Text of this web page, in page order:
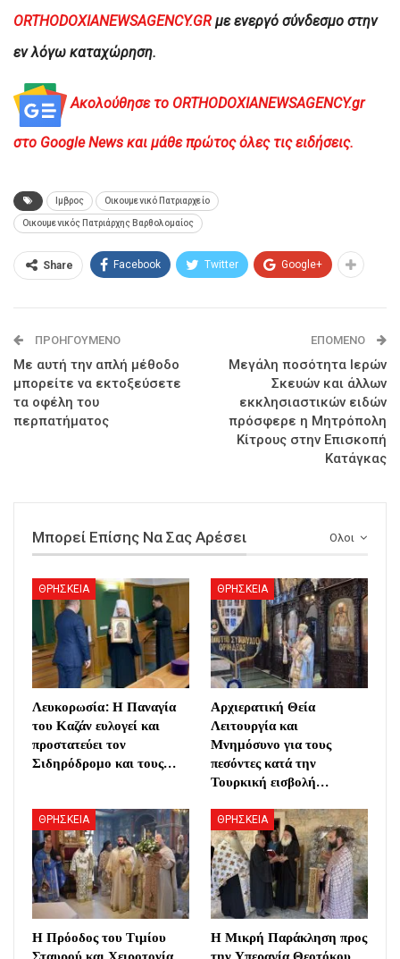
ORTHODOXIANEWSAGENCY.GR με ενεργό σύνδεσμο στην
εν λόγω καταχώρηση.
Ακολούθησε το ORTHODOXIANEWSAGENCY.gr
στο Google News και μάθε πρώτος όλες τις ειδήσεις.
Ιμβρος Οικουμενικό Πατριαρχείο
Οικουμενικός Πατριάρχης Βαρθολομαίος
Share Facebook Twitter Google+
ΠΡΟΗΓΟΎΜΕΝΟ
Με αυτή την απλή μέθοδο
μπορείτε να εκτοξεύσετε
τα οφέλη του
περπατήματος
ΕΠΌΜΕΝΟ
Μεγάλη ποσότητα Ιερών
Σκευών και άλλων
εκκλησιαστικών ειδών
πρόσφερε η Μητρόπολη
Κίτρους στην Επισκοπή
Κατάγκας
Ολοι
Μπορεί Επίσης Να Σας Αρέσει
ΘΡΗΣΚΕΙΑ
Λευκορωσία: Η Παναγία
του Καζάν ευλογεί και
προστατεύει τον
Σιδηρόδρομο και τους…
ΘΡΗΣΚΕΙΑ
Αρχιερατική Θεία
Λειτουργία και
Μνημόσυνο για τους
πεσόντες κατά την
Τουρκική εισβολή…
ΘΡΗΣΚΕΙΑ
Η Πρόοδος του Τιμίου
ΘΡΗΣΚΕΙΑ
Η Μικρή Παράκληση προς